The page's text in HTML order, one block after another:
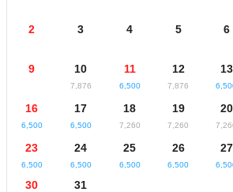
2 3 4 5 6
9 10
7,876
11
6,500
12
7,876
13
16
6,500
17
6,500
18
7,260
19
7,260
20
23
6,500
24
6,500
25
6,500
26
6,500
27
30 31